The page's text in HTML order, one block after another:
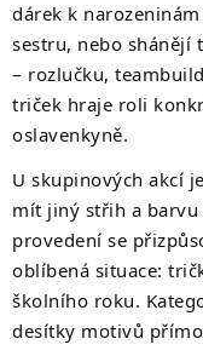
dárek k
sestru, nebo shánějí
– rozlučku,
triček hraje roli
oslavenkyně.
U skupinových akcí
mít jiný střih a barvu
provedení se
oblíbená situace:
školního roku.
desítky motivů